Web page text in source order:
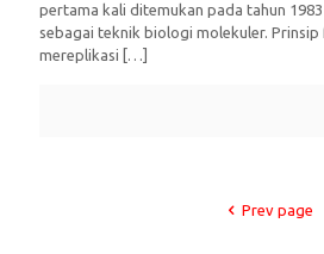
pertama kali ditemukan pada tahun
sebagai teknik biologi molekuler. Prinsip
mereplikasi […]
Prev page